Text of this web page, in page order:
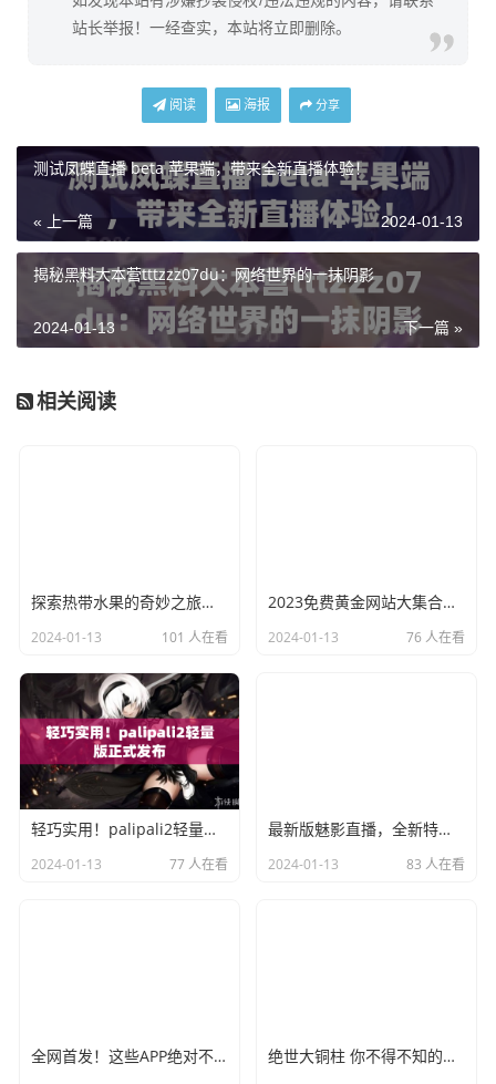
站长举报！一经查实，本站将立即删除。
阅读 海报 分享
测试凤蝶直播 beta 苹果端，带来全新直播体验！
« 上一篇 2024-01-13
揭秘黑料大本营tttzzz07du：网络世界的一抹阴影
下一篇 »
2024-01-13
相关阅读
探索热带水果的奇妙之旅：了解榴莲草莓芒果菠萝香蕉的科学秘密
2024-01-13 101 人在看
2023免费黄金网站大集合，你一定不能错过的资源！
2024-01-13 76 人在看
轻巧实用！palipali2轻量版正式发布
2024-01-13 77 人在看
最新版魅影直播，全新特色，等你来体验！
2024-01-13 83 人在看
全网首发！这些APP绝对不能错过，让你随时随地畅享成品短视频！ 绝世大铜柱 你不得不知的铜铜铜铜铜铜铜铜奇闻!